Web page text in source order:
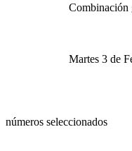
Combinación
Martes 3 de
números seleccionados